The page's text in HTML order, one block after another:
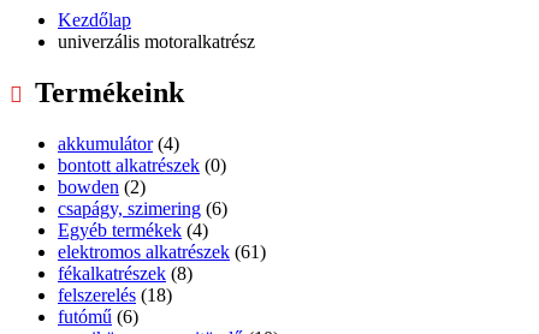
Kezdőlap
univerzális motoralkatrész
Termékeink
akkumulátor (4)
bontott alkatrészek (0)
bowden (2)
csapágy, szimering (6)
Egyéb termékek (4)
elektromos alkatrészek (61)
fékalkatrészek (8)
felszerelés (18)
futómű (6)